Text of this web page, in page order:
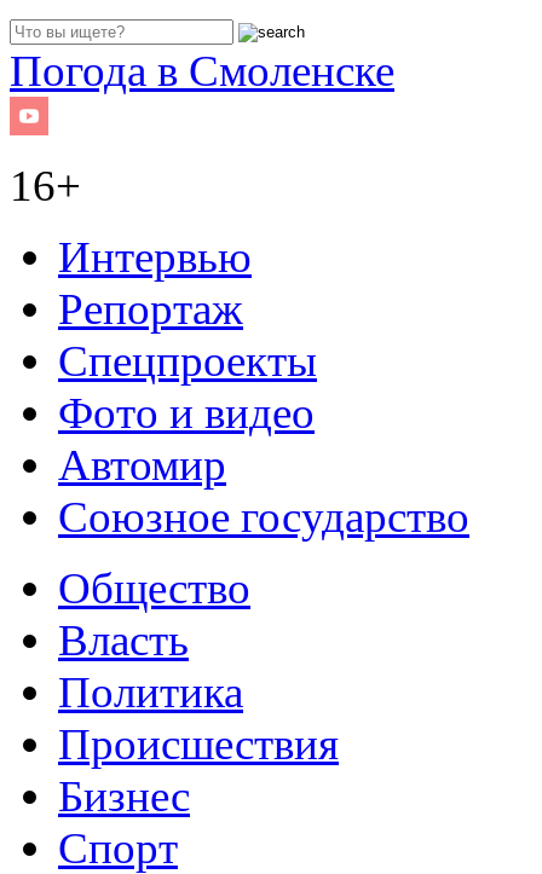
Погода в Смоленске
16+
Интервью
Репортаж
Спецпроекты
Фото и видео
Автомир
Союзное государство
Общество
Власть
Политика
Происшествия
Бизнес
Спорт